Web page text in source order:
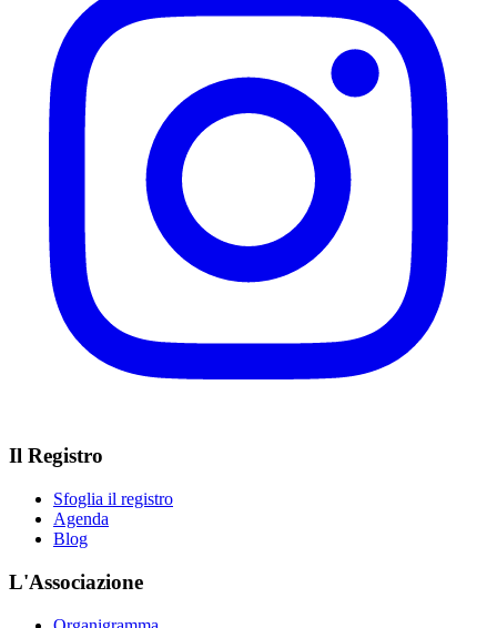
Il Registro
Sfoglia il registro
Agenda
Blog
L'Associazione